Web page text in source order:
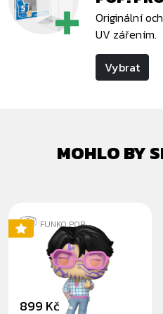
Originální
UV zářením.
Vybrat
MOHLO BY
FUNKO POP
JINU CHASE
899 Kč